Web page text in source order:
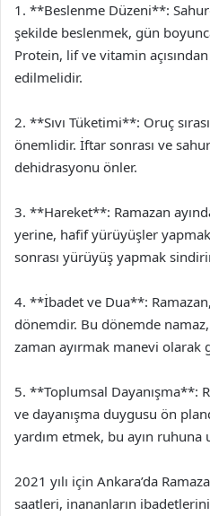
1. **Beslenme Düzeni**:
şekilde beslenmek, gün
Protein, lif ve vitamin
edilmelidir.
2. **Sıvı Tüketimi**: Oruç
önemlidir. İftar sonrası ve
dehidrasyonu önler.
3. **Hareket**: Ramazan
yerine, hafif yürüyüşler
sonrası yürüyüş yapmak
4. **İbadet ve Dua**:
dönemdir. Bu dönemde
zaman ayırmak manevi olarak
5. **Toplumsal Dayanışma**:
ve dayanışma duygusu ön
yardım etmek, bu ayın ruhuna
2021 yılı için Ankara’da
saatleri, inananların